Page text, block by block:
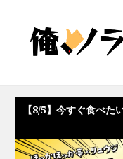
【8/5】今すぐ食べた